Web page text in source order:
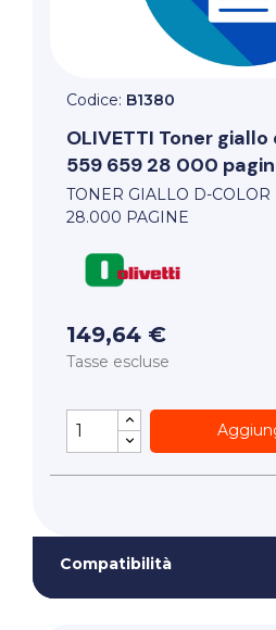
Codice: B1380
OLIVETTI Toner
559 659 28 000
TONER GIALLO D-COLOR
28.000 PAGINE
149,64 €
Tasse escluse
Compatibilità